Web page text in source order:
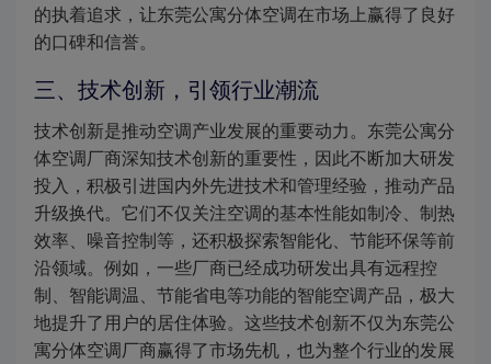
的执着追求，让东莞公寓分体空调在市场上赢得了良好
的口碑和信誉。
三、技术创新，引领行业潮流
技术创新是推动空调产业发展的重要动力。东莞公寓分
体空调厂商深知技术创新的重要性，因此不断加大研发
投入，积极引进国内外先进技术和管理经验，推动产品
升级换代。它们不仅关注空调的基本性能如制冷、制热
效率、噪音控制等，还积极探索智能化、节能环保等前
沿领域。例如，一些厂商已经成功研发出具有远程控
制、智能调温、节能省电等功能的智能空调产品，极大
地提升了用户的居住体验。这些技术创新不仅为东莞公
寓分体空调厂商赢得了市场先机，也为整个行业的发展